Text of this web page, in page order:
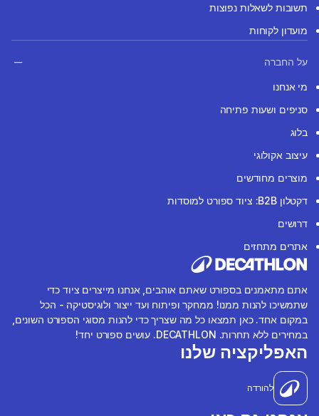
תשובות לשאלות נפוצות
מועדון לקוחות
על החברה
מי אנחנו
סניפים ושעות פתיחה
בלוג
עיצוב אקולוגי
מוצרים מחודשים
דקטלון B2B: ציוד ספורט למוסדות
דרושים
אתרים מתחזים
אתם מתאמנים בספורט שאתם אוהבים, אנחנו מייצרים ציוד כדי
שתמשיכו להנות ממנו! ממחקר ופיתוח ועד ייצור ולוגיסטיקה - הכל
במקום אחד. כאן תמצאו כל מה שצריך כדי להנות מסוגי הספורט השונים,
במחירים ללא תחרות. DECATHLON. עושים ספורט יחד!
האפליקציה שלנו
להורדה